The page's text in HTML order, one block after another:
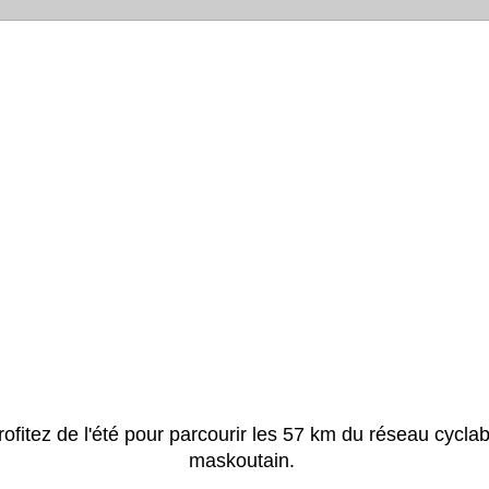
de l'été pour parcourir les 57 km du réseau
maskoutain.